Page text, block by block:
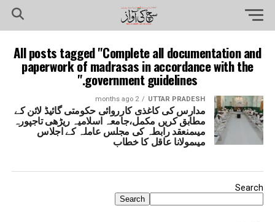
All posts tagged "Complete all documentation and
paperwork of madrasas in accordance with the
government guidelines."
UTTAR PRADESH
2 months ago
مدارس کی کاغذی کارروائی حکومتی گائیڈ لائن کے
مطابق کریں مکمل،جامعہ اسلامیہ ریڑھی تاجپورہ
میںمنعقد رابطہ کی مجلس عاملہ کے اجلاس
میںمولانا عاقل کا خطاب
Search
Search